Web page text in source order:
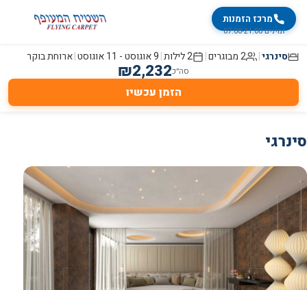
מרכז הזמנות
זמינים 07:00-21:00
סינרגי| 2 מבוגרים |
2לילות|9 אוגוסט - 11 אוגוסט |ארוחת בוקר
סה״כ ₪2,232
הזמן עכשיו
סינרגי